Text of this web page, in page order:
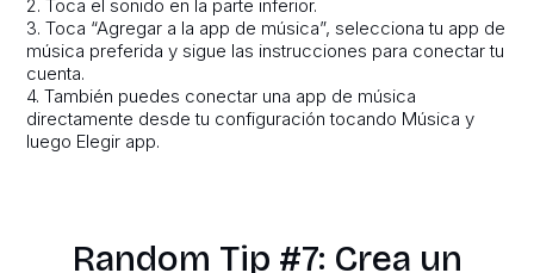
2. Toca el sonido en la parte inferior.
3. Toca “Agregar a la app de música”, selecciona tu app de
música preferida y sigue las instrucciones para conectar tu
cuenta.
4. También puedes conectar una app de música
directamente desde tu configuración tocando Música y
luego Elegir app.
Random Tip #7: Crea un